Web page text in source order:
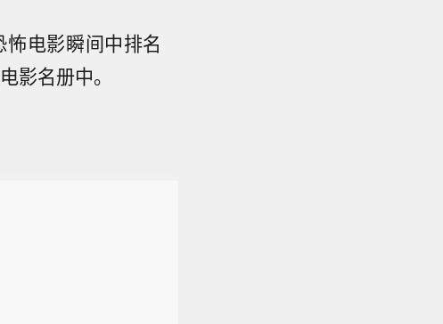
怖电影瞬间中排名
影名册中。